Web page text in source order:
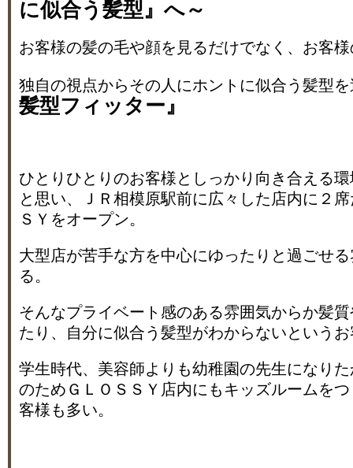
に似合う髪型』へ～
お客様の髪の毛や顔を見るだけでなく、お客
独自の視点からその人にホントに似合う髪型
髪型フィッター』
ひとりひとりのお客様としっかり向き合える
と思い、ＪＲ相模原駅前に広々した店内に２
ＳＹをオープン。
大型店が苦手な方を中心にゆったりと過ごせ
る。
そんなプライベート感のある雰囲気からか髪
たり、自分に似合う髪型がわからないという
学生時代、美容師よりも幼稚園の先生になり
のためＧＬＯＳＳＹ店内にもキッズルームを
客様も多い。